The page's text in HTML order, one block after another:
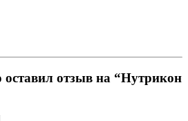
оставил отзыв на “Нутрикон